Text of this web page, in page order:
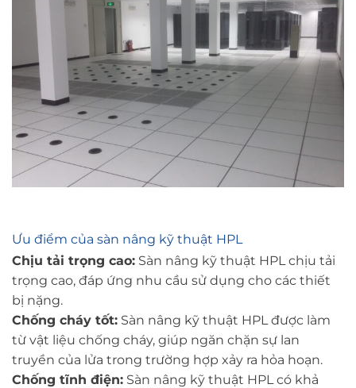
Ưu điểm của sàn nâng kỹ thuật HPL
Chịu tải trọng cao: Sàn nâng kỹ thuật HPL chịu tải
trọng cao, đáp ứng nhu cầu sử dụng cho các thiết
bị nặng.
Chống cháy tốt: Sàn nâng kỹ thuật HPL được làm
từ vật liệu chống cháy, giúp ngăn chặn sự lan
truyền của lửa trong trường hợp xảy ra hỏa hoạn.
Chống tĩnh điện: Sàn nâng kỹ thuật HPL có khả